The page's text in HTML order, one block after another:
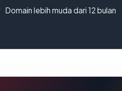
Domain lebih muda dari 12 bulan